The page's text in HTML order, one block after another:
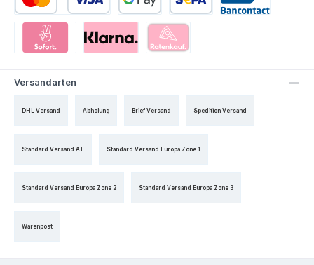
Versandarten
DHL Versand Abholung Brief Versand Spedition Versand
Standard Versand AT Standard Versand Europa Zone 1
Standard Versand Europa Zone 2 Standard Versand Europa Zone 3
Warenpost